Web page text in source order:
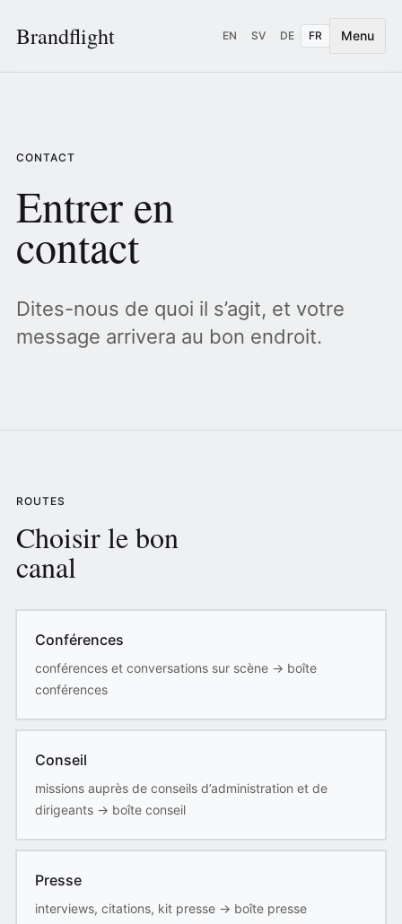
Brandflight EN SV DE FR Menu
CONTACT
Entrer en
contact
Dites-nous de quoi il s’agit, et votre
message arrivera au bon endroit.
ROUTES
Choisir le bon
canal
Conférences
conférences et conversations sur scène→ boîte
conférences
Conseil
missions auprès de conseils d’administration et de
dirigeants→ boîte conseil
Presse
interviews, citations, kit presse→ boîte presse